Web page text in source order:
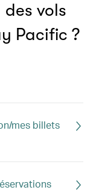
vols
Pacific ?
mes billets